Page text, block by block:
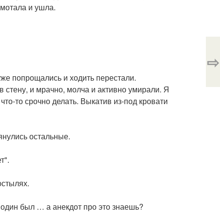
и ушла.
попрощались и ходить перестали.
и мрачно, молча и активно умирали. Я
то срочно делать. Выкатив из-под кровати
остальные.
один был … а анекдот про это знаешь?
⇨